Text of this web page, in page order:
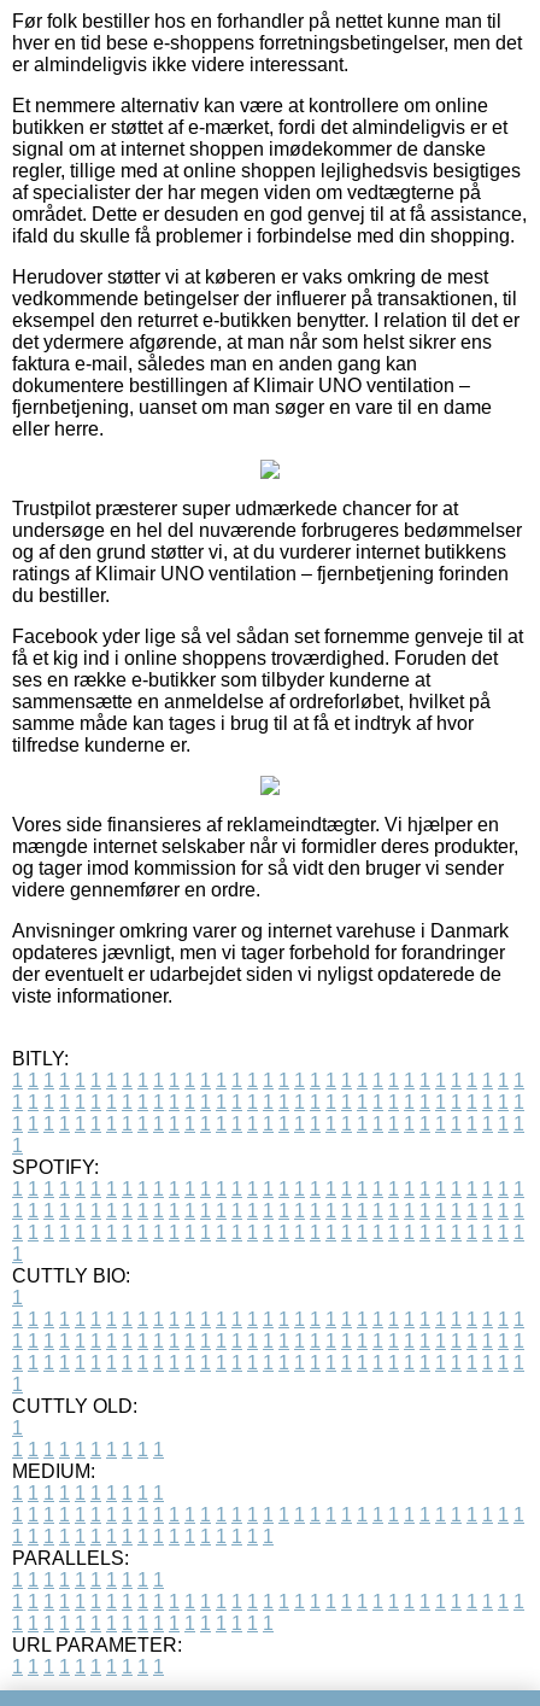
Før folk bestiller hos en forhandler på nettet kunne man til
hver en tid bese e-shoppens forretningsbetingelser, men det
er almindeligvis ikke videre interessant.
Et nemmere alternativ kan være at kontrollere om online
butikken er støttet af e-mærket, fordi det almindeligvis er et
signal om at internet shoppen imødekommer de danske
regler, tillige med at online shoppen lejlighedsvis besigtiges
af specialister der har megen viden om vedtægterne på
området. Dette er desuden en god genvej til at få assistance,
ifald du skulle få problemer i forbindelse med din shopping.
Herudover støtter vi at køberen er vaks omkring de mest
vedkommende betingelser der influerer på transaktionen, til
eksempel den returret e-butikken benytter. I relation til det er
det ydermere afgørende, at man når som helst sikrer ens
faktura e-mail, således man en anden gang kan
dokumentere bestillingen af Klimair UNO ventilation –
fjernbetjening, uanset om man søger en vare til en dame
eller herre.
Trustpilot præsterer super udmærkede chancer for at
undersøge en hel del nuværende forbrugeres bedømmelser
og af den grund støtter vi, at du vurderer internet butikkens
ratings af Klimair UNO ventilation – fjernbetjening forinden
du bestiller.
Facebook yder lige så vel sådan set fornemme genveje til at
få et kig ind i online shoppens troværdighed. Foruden det
ses en række e-butikker som tilbyder kunderne at
sammensætte en anmeldelse af ordreforløbet, hvilket på
samme måde kan tages i brug til at få et indtryk af hvor
tilfredse kunderne er.
Vores side finansieres af reklameindtægter. Vi hjælper en
mængde internet selskaber når vi formidler deres produkter,
og tager imod kommission for så vidt den bruger vi sender
videre gennemfører en ordre.
Anvisninger omkring varer og internet varehuse i Danmark
opdateres jævnligt, men vi tager forbehold for forandringer
der eventuelt er udarbejdet siden vi nyligst opdaterede de
viste informationer.
BITLY:
1 1 1 1 1 1 1 1 1 1 1 1 1 1 1 1 1 1 1 1 1 1 1 1 1 1 1 1 1 1 1 1 1
1 1 1 1 1 1 1 1 1 1 1 1 1 1 1 1 1 1 1 1 1 1 1 1 1 1 1 1 1 1 1 1 1
1 1 1 1 1 1 1 1 1 1 1 1 1 1 1 1 1 1 1 1 1 1 1 1 1 1 1 1 1 1 1 1 1
1
SPOTIFY:
1 1 1 1 1 1 1 1 1 1 1 1 1 1 1 1 1 1 1 1 1 1 1 1 1 1 1 1 1 1 1 1 1
1 1 1 1 1 1 1 1 1 1 1 1 1 1 1 1 1 1 1 1 1 1 1 1 1 1 1 1 1 1 1 1 1
1 1 1 1 1 1 1 1 1 1 1 1 1 1 1 1 1 1 1 1 1 1 1 1 1 1 1 1 1 1 1 1 1
1
CUTTLY BIO:
1
1 1 1 1 1 1 1 1 1 1 1 1 1 1 1 1 1 1 1 1 1 1 1 1 1 1 1 1 1 1 1 1 1
1 1 1 1 1 1 1 1 1 1 1 1 1 1 1 1 1 1 1 1 1 1 1 1 1 1 1 1 1 1 1 1 1
1 1 1 1 1 1 1 1 1 1 1 1 1 1 1 1 1 1 1 1 1 1 1 1 1 1 1 1 1 1 1 1 1
1
CUTTLY OLD:
1
1 1 1 1 1 1 1 1 1 1
MEDIUM:
1 1 1 1 1 1 1 1 1 1
1 1 1 1 1 1 1 1 1 1 1 1 1 1 1 1 1 1 1 1 1 1 1 1 1 1 1 1 1 1 1 1 1
1 1 1 1 1 1 1 1 1 1 1 1 1 1 1 1 1
PARALLELS:
1 1 1 1 1 1 1 1 1 1
1 1 1 1 1 1 1 1 1 1 1 1 1 1 1 1 1 1 1 1 1 1 1 1 1 1 1 1 1 1 1 1 1
1 1 1 1 1 1 1 1 1 1 1 1 1 1 1 1 1
URL PARAMETER:
1 1 1 1 1 1 1 1 1 1